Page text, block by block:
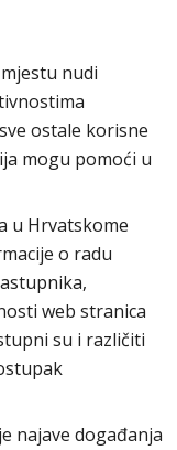
nudi
ostale korisne
mogu pomoći u
u Hrvatskome
o radu
web stranica
su i različiti
najave događanja